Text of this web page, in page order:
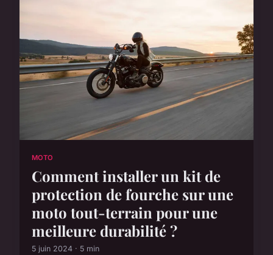
MOTO
Comment installer un kit de
protection de fourche sur une
moto tout-terrain pour une
meilleure durabilité ?
5 juin 2024 · 5 min